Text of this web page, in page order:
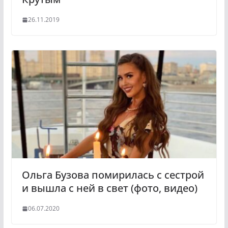
26.11.2019
Ольга Бузова помирилась с сестрой
и вышла с ней в свет (фото, видео)
06.07.2020